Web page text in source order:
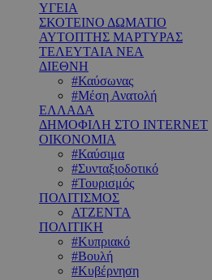
ΥΓΕΙΑ
ΣΚΟΤΕΙΝΟ ΔΩΜΑΤΙΟ
ΑΥΤΟΠΤΗΣ ΜΑΡΤΥΡΑΣ
ΤΕΛΕΥΤΑΙΑ ΝΕΑ
ΔΙΕΘΝΗ
#Καύσωνας
#Μέση Ανατολή
ΕΛΛΑΔΑ
ΔΗΜΟΦΙΛΗ ΣΤΟ INTERNET
ΟΙΚΟΝΟΜΙΑ
#Καύσιμα
#Συνταξιοδοτικό
#Τουρισμός
ΠΟΛΙΤΙΣΜΟΣ
ΑΤΖΕΝΤΑ
ΠΟΛΙΤΙΚΗ
#Κυπριακό
#Βουλή
#Κυβέρνηση